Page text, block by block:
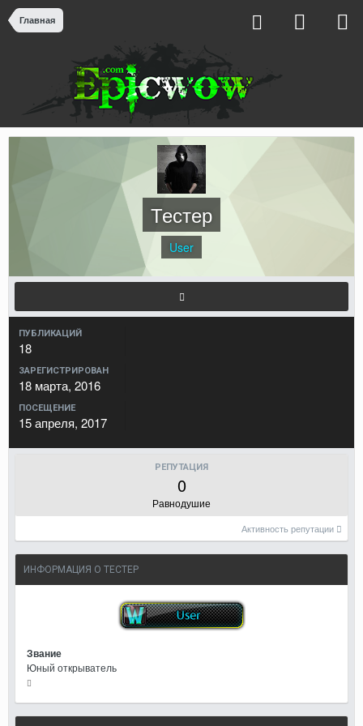
Главная
Тестер
User
ПУБЛИКАЦИЙ
18
ЗАРЕГИСТРИРОВАН
18 марта, 2016
ПОСЕЩЕНИЕ
15 апреля, 2017
РЕПУТАЦИЯ
0
Равнодушие
Активность репутации
ИНФОРМАЦИЯ О ТЕСТЕР
Звание
Юный открыватель